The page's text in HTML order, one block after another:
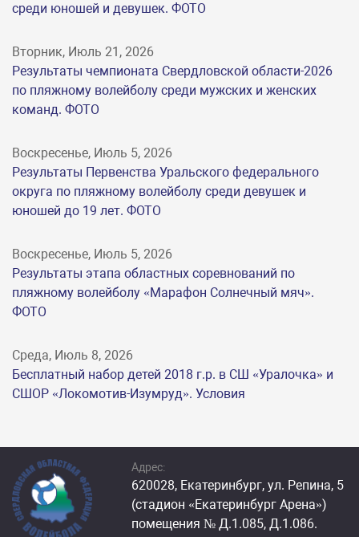
среди юношей и девушек. ФОТО
Вторник, Июль 21, 2026
Результаты чемпионата Свердловской области-2026
по пляжному волейболу среди мужских и женских
команд. ФОТО
Воскресенье, Июль 5, 2026
Результаты Первенства Уральского федерального
округа по пляжному волейболу среди девушек и
юношей до 19 лет. ФОТО
Воскресенье, Июль 5, 2026
Результаты этапа областных соревнований по
пляжному волейболу «Марафон Солнечный мяч».
ФОТО
Среда, Июль 8, 2026
Бесплатный набор детей 2018 г.р. в СШ «Уралочка» и
СШОР «Локомотив-Изумруд». Условия
Адрес:
620028, Екатеринбург, ул. Репина, 5
(стадион «Екатеринбург Арена»)
помещения № Д.1.085, Д.1.086.